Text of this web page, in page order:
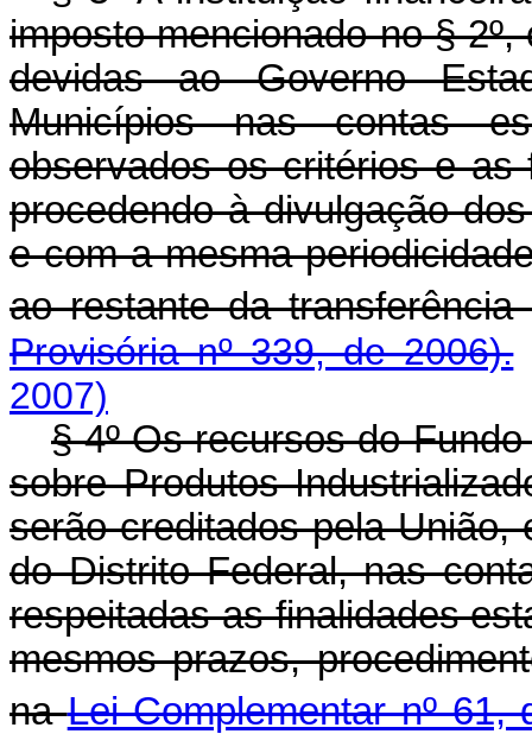
imposto mencionado no §
devidas ao Governo
Municípios nas contas
observados os critérios e as
procedendo à divulgação
e com a mesma
ao restante da
Provisória nº 339, de 2006).
2007)
§ 4º Os recursos do
sobre Produtos
serão creditados pela
do Distrito Federal, nas
respeitadas as finalidades
mesmos prazos,
naLei Complementar nº